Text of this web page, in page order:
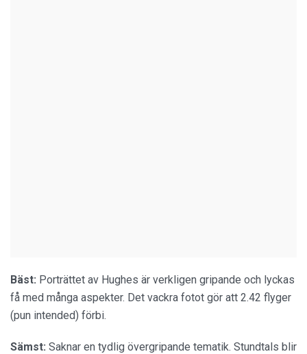
Bäst: Porträttet av Hughes är verkligen gripande och lyckas
få med många aspekter. Det vackra fotot gör att 2.42 flyger
(pun intended) förbi.
Sämst: Saknar en tydlig övergripande tematik. Stundtals blir